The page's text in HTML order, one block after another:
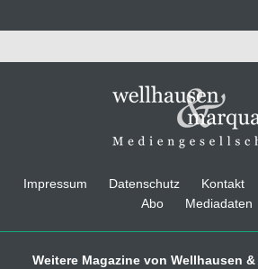
Impressum Datenschutz Kontakt
Abo
Mediadaten
Weitere Magazine von Wellhausen